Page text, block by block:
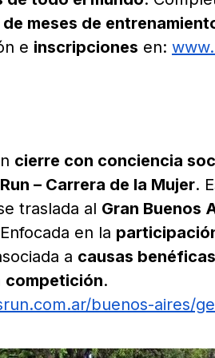
de meses de
e inscripciones en:
cierre con conciencia
– Carrera de la Mujer.
traslada al Gran Buenos
en la
a causas benéficas
competición.
buenos-aires/